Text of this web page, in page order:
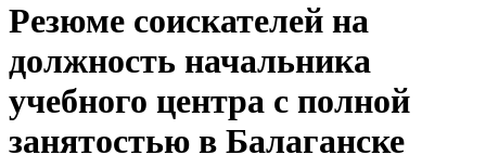
Резюме соискателей на
должность начальника
учебного центра с полной
занятостью в Балаганске